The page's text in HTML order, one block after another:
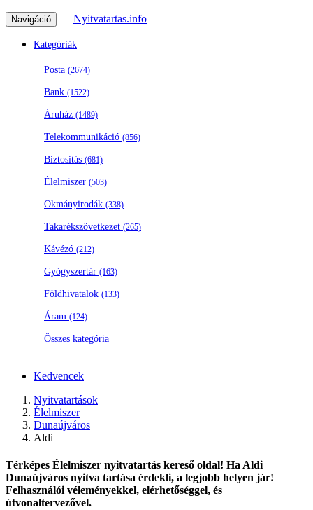
Navigáció Nyitvatartas.info
Kategóriák
Posta (2674)
Bank (1522)
Áruház (1489)
Telekommunikáció (856)
Biztositás (681)
Élelmiszer (503)
Okmányirodák (338)
Takarékszövetkezet (265)
Kávézó (212)
Gyógyszertár (163)
Földhivatalok (133)
Áram (124)
Összes kategória
Kedvencek
Nyitvatartások
Élelmiszer
Dunaújváros
Aldi
Térképes Élelmiszer nyitvatartás kereső oldal! Ha Aldi
Dunaújváros nyitva tartása érdekli, a legjobb helyen jár!
Felhasználói véleményekkel, elérhetőséggel, és
útvonaltervezővel.